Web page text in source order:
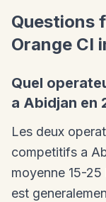
Questions
Orange CI
Quel
a Abidjan en
Les deux
competitifs a
moyenne 15-
est